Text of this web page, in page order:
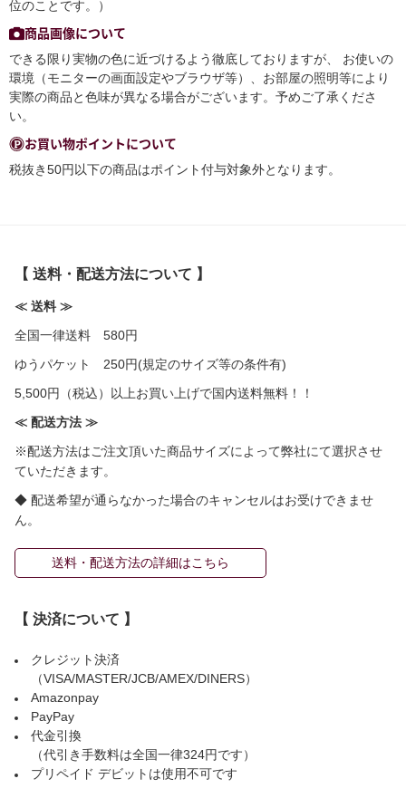
位のことです。）
商品画像について
できる限り実物の色に近づけるよう徹底しておりますが、 お使いの
環境（モニターの画面設定やブラウザ等）、お部屋の照明等により
実際の商品と色味が異なる場合がございます。予めご了承くださ
い。
お買い物ポイントについて
税抜き50円以下の商品はポイント付与対象外となります。
【 送料・配送方法について 】
≪ 送料 ≫
全国一律送料 580円
ゆうパケット 250円(規定のサイズ等の条件有)
5,500円（税込）以上お買い上げで国内送料無料！！
≪ 配送方法 ≫
※配送方法はご注文頂いた商品サイズによって弊社にて選択させ
ていただきます。
◆ 配送希望が通らなかった場合のキャンセルはお受けできませ
ん。
送料・配送方法の詳細はこちら
【 決済について 】
クレジット決済
（VISA/MASTER/JCB/AMEX/DINERS）
Amazonpay
PayPay
代金引換
（代引き手数料は全国一律324円です）
プリペイド デビットは使用不可です